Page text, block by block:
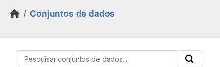
Conjuntos de dados